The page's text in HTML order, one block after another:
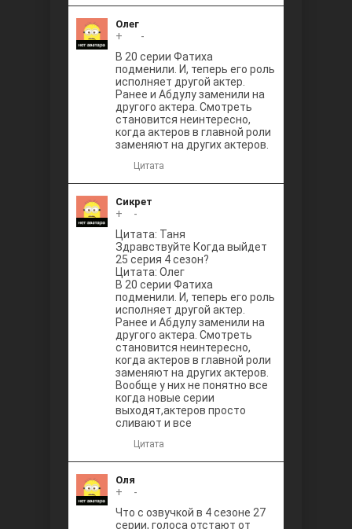
Олег
+
-
В 20 серии Фатиха
подменили. И, теперь его роль
исполняет другой актер.
Ранее и Абдулу заменили на
другого актера. Смотреть
становится неинтересно,
когда актеров в главной роли
заменяют на других актеров.
Цитата
Сикрет
+
-
Цитата: Таня
Здравствуйте Когда выйдет
25 серия 4 сезон?
Цитата: Олег
В 20 серии Фатиха
подменили. И, теперь его роль
исполняет другой актер.
Ранее и Абдулу заменили на
другого актера. Смотреть
становится неинтересно,
когда актеров в главной роли
заменяют на других актеров.
Вообще у них не понятно все
когда новые серии
выходят,актеров просто
сливают и все
Цитата
Оля
+
-
Что с озвучкой в 4 сезоне 27
серии, голоса отстают от